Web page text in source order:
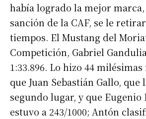
había logrado la mejor
sanción de la CAF, se le
tiempos. El Mustang del
Competición, Gabriel
1:33.896. Lo hizo 44
que Juan Sebastián Gallo, que
segundo lugar, y que Eugenio
estuvo a 243/1000; Antón